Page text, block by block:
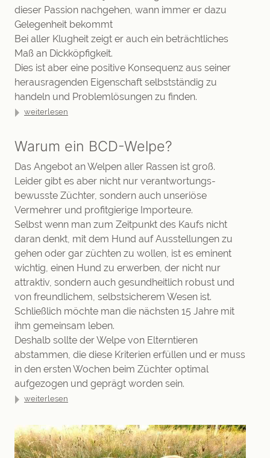
dieser Passion nachgehen, wann immer er dazu
Gelegenheit bekommt
Bei aller Klugheit zeigt er auch ein beträchtliches
Maß an Dickköpfigkeit.
Dies ist aber eine positive Konsequenz aus seiner
herausragenden Eigenschaft selbstständig zu
handeln und Problemlösungen zu finden.
weiterlesen
Warum ein BCD-Welpe?
Das Angebot an Welpen aller Rassen ist groß.
Leider gibt es aber nicht nur verant­wortungs­
bewusste Züchter, sondern auch unseriöse
Vermehrer und profitgierige Importeure.
Selbst wenn man zum Zeitpunkt des Kaufs nicht
daran denkt, mit dem Hund auf Ausstellungen zu
gehen oder gar züchten zu wollen, ist es eminent
wichtig, einen Hund zu erwerben, der nicht nur
attraktiv, sondern auch gesundheitlich robust und
von freundlichem, selbstsicherem Wesen ist.
Schließlich möchte man die nächsten 15 Jahre mit
ihm gemeinsam leben.
Deshalb sollte der Welpe von Elterntieren
abstammen, die diese Kriterien erfüllen und er muss
in den ersten Wochen beim Züchter optimal
aufgezogen und geprägt worden sein.
weiterlesen